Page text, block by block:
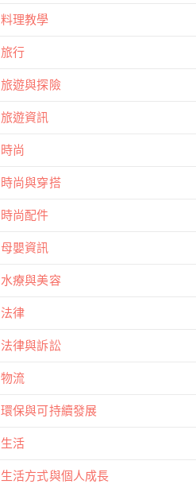
料理教學
旅行
旅遊與探險
旅遊資訊
時尚
時尚與穿搭
時尚配件
母嬰資訊
水療與美容
法律
法律與訴訟
物流
環保與可持續發展
生活
生活方式與個人成長